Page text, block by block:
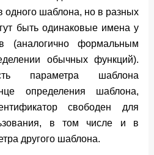
одного шаблона, но в разных
быть одинаковые имена у
(аналогично формальным
обычных функций).
параметра шаблона
определения шаблона,
свободен для
в том числе и в
другого шаблона.